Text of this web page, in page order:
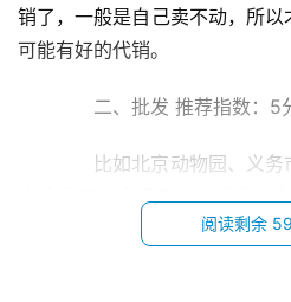
销了，一般是自己卖不动，所
可能有好的代销。
二、批发 推荐指数：5
比如北京动物园、义务
这些是可以自己实地去看看，
品，再对比下拿货价格利润，
阅读剩余